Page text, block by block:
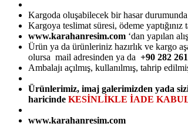
Kargoda oluşabilecek bir hasar
Kargoya teslimat süresi, ödeme
www.karahanresim.com ‘dan yapılan
Ürün ya da ürünleriniz hazırlık ve kargo
olursa mail adresinden ya da +90 282
Ambalajı açılmış, kullanılmış, tahrip
Ürünlerimiz, imaj galerimizden yada
haricinde KESİNLİKLE İADE
www.karahanresim.com